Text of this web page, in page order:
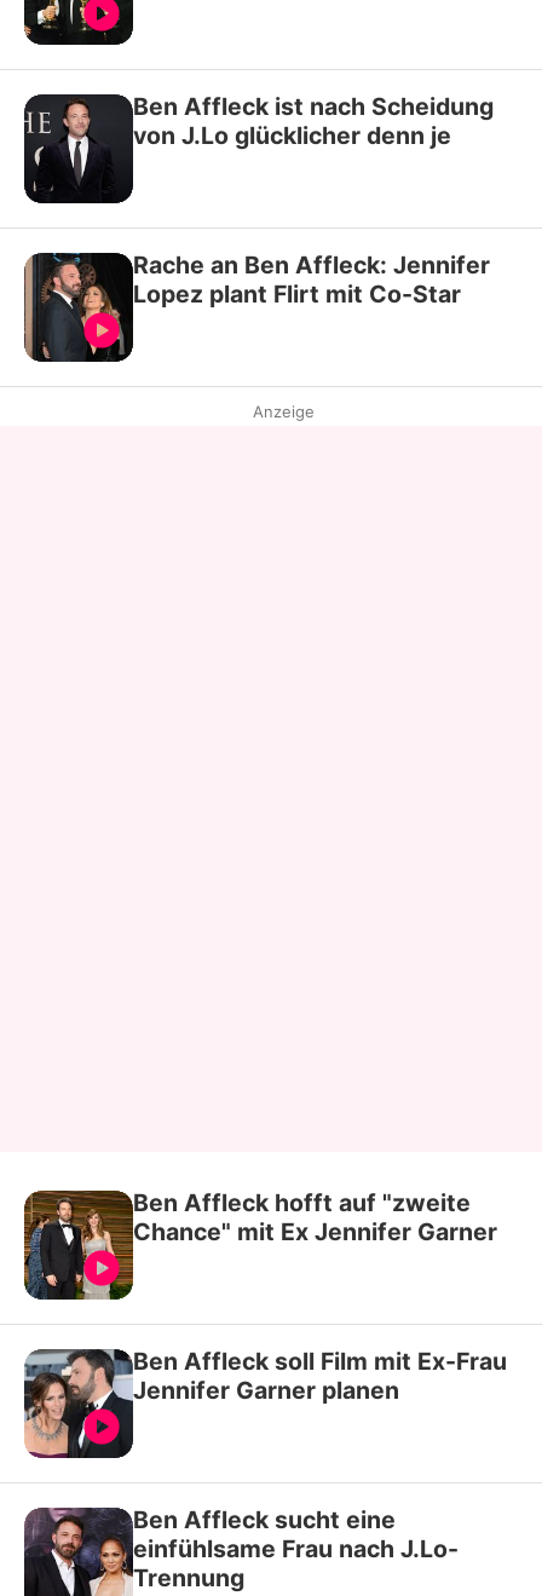
Ben Affleck ist nach Scheidung
von J.Lo glücklicher denn je
Rache an Ben Affleck: Jennifer
Lopez plant Flirt mit Co-Star
Anzeige
Ben Affleck hofft auf "zweite
Chance" mit Ex Jennifer Garner
Ben Affleck soll Film mit Ex-Frau
Jennifer Garner planen
Ben Affleck sucht eine
einfühlsame Frau nach J.Lo-
Trennung